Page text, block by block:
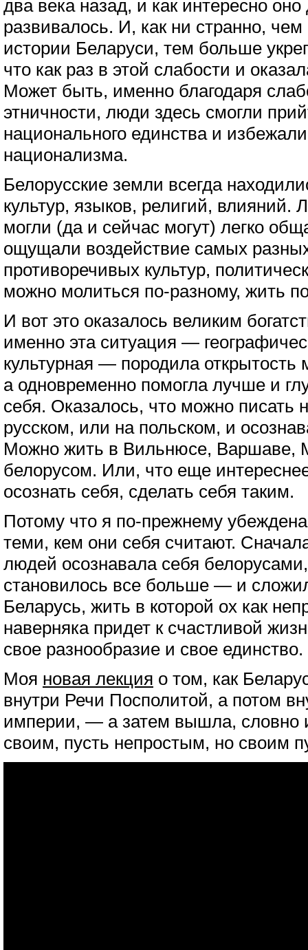
два века назад, и как интересно
развивалось. И, как ни странно,
истории Беларуси, тем больше
что как раз в этой слабости и
Может быть, именно благодаря
этничности, люди здесь смогли
национального единства и
национализма.
Белорусские земли всегда
культур, языков, религий,
могли (да и сейчас могут) легко
ощущали воздействие самых
противоречивых культур,
можно молиться по-разному, жить
И вот это оказалось великим
именно эта ситуация —
культурная — породила открытость
а одновременно помогла лучше и
себя. Оказалось, что можно писать
русском, или на польском, и
Можно жить в Вильнюсе, Варшаве,
белорусом. Или, что еще
осознать себя, сделать себя таким.
Потому что я по-прежнему
теми, кем они себя считают.
людей осознавала себя
становилось все больше — и
Беларусь, жить в которой ох как
наверняка придет к счастливой
свое разнообразие и свое единство.
Моя новая лекция о том, как
внутри Речи Посполитой, а потом
империи, — а затем вышла, словно
своим, пусть непростым, но своим